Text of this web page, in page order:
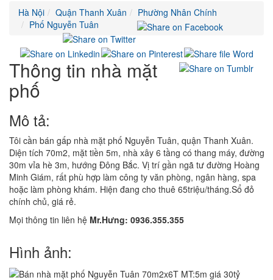
Hà Nội Quận Thanh Xuân
Phường Nhân Chính
Phố Nguyễn Tuân
Thông tin nhà mặt
phố
Mô tả:
Tôi cần bán gấp nhà mặt phố Nguyễn Tuân, quận Thanh Xuân.
Diện tích 70m2, mặt tiền 5m, nhà xây 6 tầng có thang máy, đường
30m vỉa hè 3m, hướng Đông Bắc. Vị trí gần ngã tư đường Hoàng
Minh Giám, rất phù hợp làm công ty văn phòng, ngân hàng, spa
hoặc làm phòng khám. Hiện đang cho thuê 65triệu/tháng.Sổ đỏ
chính chủ, giá rẻ.
Mọi thông tin liên hệ Mr.Hưng: 0936.355.355
Hình ảnh: